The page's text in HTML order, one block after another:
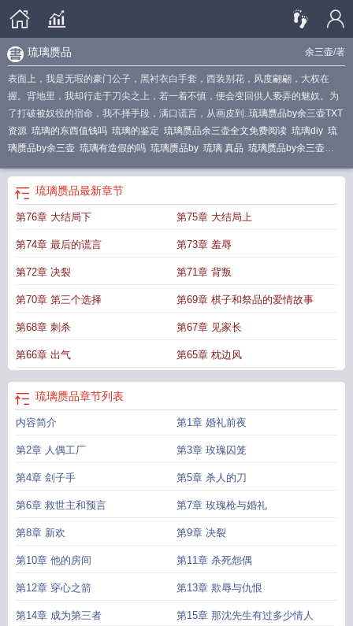
余三壶/著
琉璃赝品
表面上，我是无瑕的豪门公子，黑衬衣白手套，西装别花，风度翩翩，大权在
握。背地里，我却行走于刀尖之上，若一着不慎，便会变回供人亵弄的魅奴。为
了打破被奴役的宿命，我不择手段，满口谎言，从画皮到..琉璃赝品by余三壶TXT
资源 琉璃的东西值钱吗 琉璃的鉴定 琉璃赝品余三壶全文免费阅读 琉璃diy 琉
璃赝品by余三壶 琉璃有造假的吗 琉璃赝品by 琉璃 真品 琉璃赝品by余三壶
琉璃赝品TXT
琉璃赝品最新章节
第76章 大结局下 第75章 大结局上
第74章 最后的谎言 第73章 羞辱
第72章 决裂 第71章 背叛
第70章 第三个选择 第69章 棋子和祭品的爱情故事
第68章 刺杀 第67章 见家长
第66章 出气 第65章 枕边风
琉璃赝品章节列表
内容简介 第1章 婚礼前夜
第2章 人偶工厂 第3章 玫瑰囚笼
第4章 刽子手 第5章 杀人的刀
第6章 救世主和预言 第7章 玫瑰枪与婚礼
第8章 新欢 第9章 决裂
第10章 他的房间 第11章 杀死怨偶
第12章 穿心之箭 第13章 欺辱与仇恨
第14章 成为第三者 第15章 那沈先生有过多少情人